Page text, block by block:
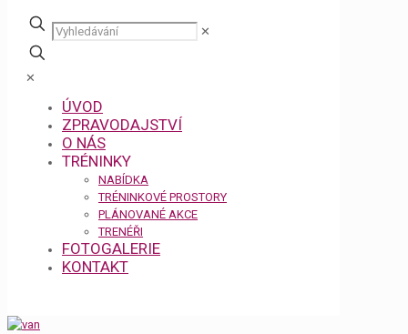
✕
✕
ÚVOD
ZPRAVODAJSTVÍ
O NÁS
TRÉNINKY
NABÍDKA
TRÉNINKOVÉ PROSTORY
PLÁNOVANÉ AKCE
TRENÉŘI
FOTOGALERIE
KONTAKT